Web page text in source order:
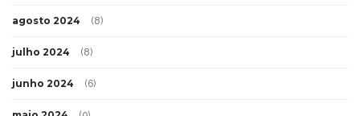
agosto 2024 (8)
julho 2024 (8)
junho 2024 (6)